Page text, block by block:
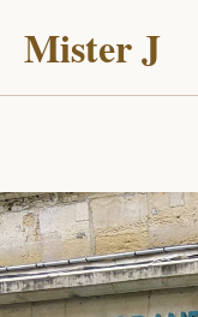
Mister J